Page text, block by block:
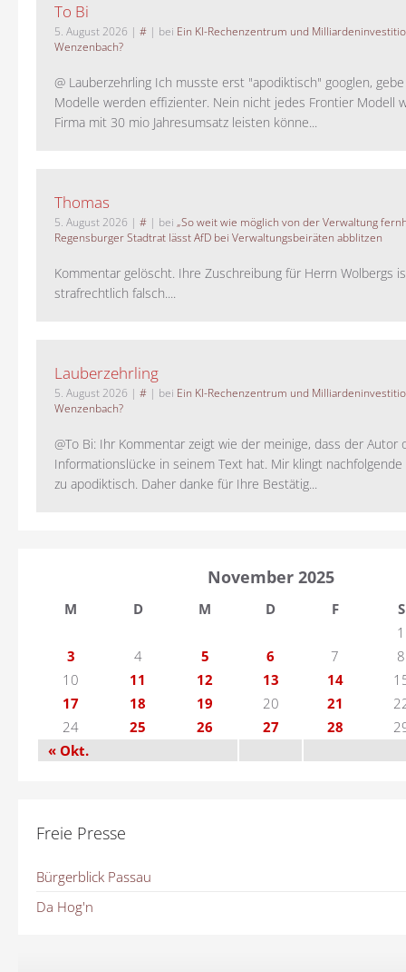
To Bi
5. August 2026 | # | bei Ein KI-Rechenzentrum und
Wenzenbach?
@ Lauberzehrling Ich musste erst "apodiktisch" googlen, gebe
Modelle werden effizienter. Nein nicht jedes Frontier Modell
Firma mit 30 mio Jahresumsatz leisten könne...
Thomas
5. August 2026 | # | bei „So weit wie möglich von der Verwaltung
Regensburger Stadtrat lässt AfD bei Verwaltungsbeiräten abblitzen
Kommentar gelöscht. Ihre Zuschreibung für Herrn Wolbergs
strafrechtlich falsch....
Lauberzehrling
5. August 2026 | # | bei Ein KI-Rechenzentrum und
Wenzenbach?
@To Bi: Ihr Kommentar zeigt wie der meinige, dass der Autor
Informationslücke in seinem Text hat. Mir klingt
zu apodiktisch. Daher danke für Ihre Bestätig...
November 2025
M D M D F
S
1
3
4 5 6 7
8
10
11 12 13 14
17
18 19 20 21
24
25 26 27 28
« Okt.
Freie Presse
Bürgerblick Passau
Da Hog'n